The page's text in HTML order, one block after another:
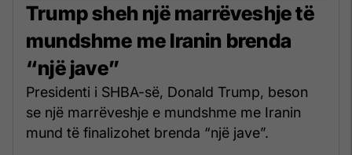
Trump sheh një marrëveshje të
mundshme me Iranin brenda
“një jave”
Presidenti i SHBA-së, Donald Trump, beson
se një marrëveshje e mundshme me Iranin
mund të finalizohet brenda “një jave”.